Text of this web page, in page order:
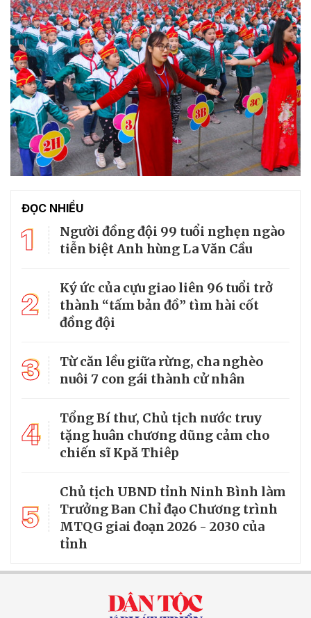
ĐỌC NHIỀU
1
Người đồng đội 99 tuổi nghẹn ngào
tiễn biệt Anh hùng La Văn Cầu
2
Ký ức của cựu giao liên 96 tuổi trở
thành “tấm bản đồ” tìm hài cốt
đồng đội
3
Từ căn lều giữa rừng, cha nghèo
nuôi 7 con gái thành cử nhân
4
Tổng Bí thư, Chủ tịch nước truy
tặng huân chương dũng cảm cho
chiến sĩ Kpă Thiêp
5
Chủ tịch UBND tỉnh Ninh Bình làm
Trưởng Ban Chỉ đạo Chương trình
MTQG giai đoạn 2026 - 2030 của
tỉnh